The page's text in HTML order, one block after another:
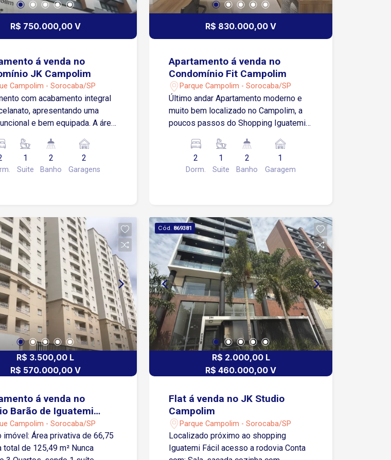
R$ 750.000,00 V
á venda no
JK Campolim
Campolim - Sorocaba/SP
com acabamento integral
apresentando uma
e bem equipada. A área
ambos com armários
painel de TV e espelhos. A
é composta por uma sala
gabinete de pia, coifa e
integrada a uma área de
lavanderia e armários. O
ainda de banheiro social,
e 2 vagas de garagem cobertas.
1
Suite
2
Banho
2
Garagens
R$ 830.000,00 V
Apartamento á venda no
Condomínio Fit Campolim
Parque Campolim - Sorocaba/SP
Último andar Apartamento moderno e
muito bem localizado no Campolim, a
poucos passos do Shopping Iguatemi
bem distribuídos 2 quartos(sendo 1
suíte) 2 banheiros 1 vaga de garagem
Varanda integrada à sala Ar
(17º andar) - mais privacidade e
silêncio Sol da manhã (mais conforto
térmico) Apartamento bem iluminado e
arejado Torre única Academia Piscina 2
elevadores 5 minutos a pé do shopping
5 minutos a pé do parque Região mais
valorizada de Sorocaba Venda com
porteira fechada(com móveis e itens
inclusos)
2
Dorm.
1
Suite
2
Banho
1
Garagem
R$ 3.500,00 L
R$ 570.000,00 V
á venda no
Barão de Iguatemi
Club -
SP
Campolim - Sorocaba/SP
imóvel: Área privativa de 66,75
total de 125,49 m² Nunca
Cód. 869381
R$ 2.000,00 L
R$ 460.000,00 V
Flat á venda no JK Studio
Campolim
Parque Campolim - Sorocaba/SP
Localizado próximo ao shopping
Iguatemi Fácil acesso a rodovia Conta